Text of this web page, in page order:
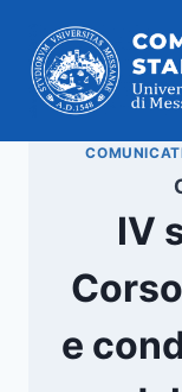
contenuto
IV
e